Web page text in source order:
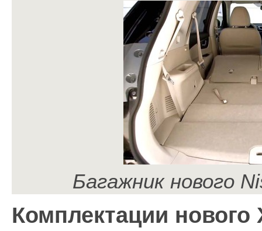
Багажник нового
Комплектации нового